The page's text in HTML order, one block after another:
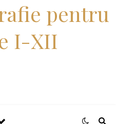
pentru
I-XII